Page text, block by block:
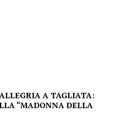
A TAGLIATA:
“MADONNA DELLA